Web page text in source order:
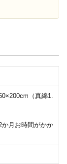
（真綿1.
月お時間がかか